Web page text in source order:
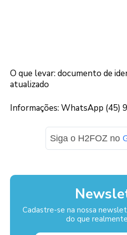
O que levar: documento de
atualizado
Informações: WhatsApp (45)
Siga o H2FOZ no
Cadastre-se na nossa
do que